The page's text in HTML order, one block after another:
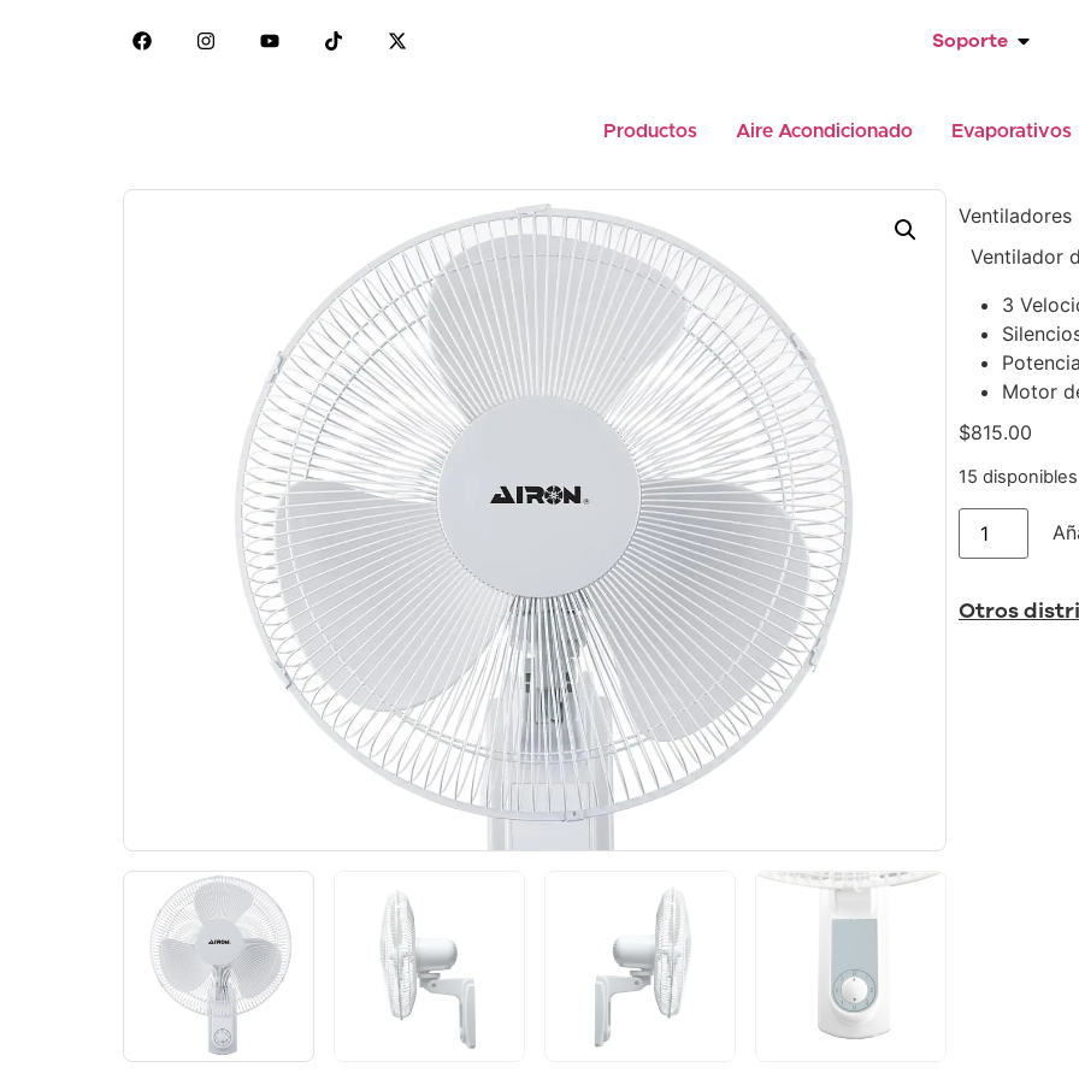
Soporte
Productos Aire Acondicionado Evaporativos
Ventiladores
Ventilador
3
Motor
$815.00
15 disponibles
Otros